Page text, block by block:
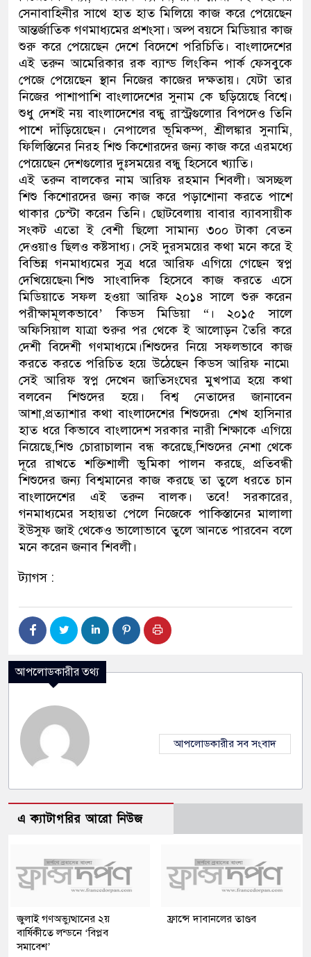
সেনাবাহিনীর সাথে হাত হাত মিলিয়ে কাজ করে পেয়েছেন
আন্তর্জাতিক গণমাধ্যমের প্রশংসা। অল্প বয়সে মিডিয়ার কাজ
শুরু করে পেয়েছেন দেশে বিদেশে পরিচিতি। বাংলাদেশের
এই তরুন আমেরিকার রক ব্যান্ড লিংকিন পার্ক ফেসবুকে
পেজে পেয়েছেন স্থান নিজের কাজের দক্ষতায়। যেটা তার
নিজের পাশাপাশি বাংলাদেশের সুনাম কে ছড়িয়েছে বিশ্বে।
শুধু দেশই নয় বাংলাদেশের বন্ধু রাস্ট্রগুলোর বিপদেও তিনি
পাশে দাঁড়িয়েছেন। নেপালের ভূমিকম্প, শ্রীলঙ্কার সুনামি,
ফিলিস্তিনের নিরহ শিশু কিশোরদের জন্য কাজ করে এরমধ্যে
পেয়েছেন দেশগুলোর দুঃসময়ের বন্ধু হিসেবে খ্যাতি।
এই তরুন বালকের নাম আরিফ রহমান শিবলী। অসচ্ছল
শিশু কিশোরদের জন্য কাজ করে পড়াশোনা করতে পাশে
থাকার চেস্টা করেন তিনি। ছোটবেলায় বাবার ব্যাবসায়ীক
সংকট এতো ই বেশী ছিলো সামান্য ৩০০ টাকা বেতন
দেওয়াও ছিলও কষ্টসাধ্য। সেই দুরসময়ের কথা মনে করে ই
বিভিন্ন গনমাধ্যমের সুত্র ধরে আরিফ এগিয়ে গেছেন স্বপ্ন
দেখিয়েছেন৷শিশু সাংবাদিক হিসেবে কাজ করতে এসে
মিডিয়াতে সফল হওয়া আরিফ ২০১৪ সালে শুরু করেন
পরীক্ষামূলকভাবে’ কিডস মিডিয়া “। ২০১৫ সালে
অফিসিয়াল যাত্রা শুরুর পর থেকে ই আলোড়ন তৈরি করে
দেশী বিদেশী গণমাধ্যমে।শিশুদের নিয়ে সফলভাবে কাজ
করতে করতে পরিচিত হয়ে উঠেছেন কিডস আরিফ নামে৷
সেই আরিফ স্বপ্ন দেখেন জাতিসংঘের মুখপাত্র হয়ে কথা
বলবেন শিশুদের হয়ে। বিশ্ব নেতাদের জানাবেন
আশা,প্রত্যাশার কথা বাংলাদেশের শিশুদের৷ শেখ হাসিনার
হাত ধরে কিভাবে বাংলাদেশ সরকার নারী শিক্ষাকে এগিয়ে
নিয়েছে,শিশু চোরাচালান বন্ধ করেছে,শিশুদের নেশা থেকে
দূরে রাখতে শক্তিশালী ভুমিকা পালন করছে, প্রতিবন্ধী
শিশুদের জন্য বিশ্বমানের কাজ করছে তা তুলে ধরতে চান
বাংলাদেশের এই তরুন বালক। তবে! সরকারের,
গনমাধ্যমের সহায়তা পেলে নিজেকে পাকিস্তানের মালালা
ইউসুফ জাই থেকেও ভালোভাবে তুলে আনতে পারবেন বলে
মনে করেন জনাব শিবলী।
ট্যাগস :
আপলোডকারীর তথ্য
আপলোডকারীর সব সংবাদ
এ ক্যাটাগরির আরো নিউজ
জুলাই গণঅভ্যুত্থানের ২য়
বার্ষিকীতে লন্ডনে ‘বিপ্লব
সমাবেশ’
ফ্রান্সে দাবানলের তাণ্ডব